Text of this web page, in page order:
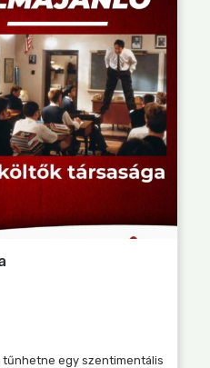
tűnhetne egy szentimentális